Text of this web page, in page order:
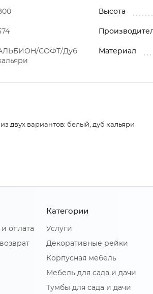
Высота
СОФТ/Дуб
Материал
двух вариантов: белый, дуб кальяри
оплата
Категории
Услуги
Декоративные рейки
Корпусная мебель
Мебель для сада и дачи
Тумбы для сада и дачи